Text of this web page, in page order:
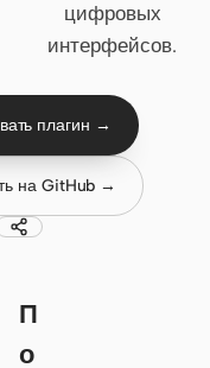
GitHub Copilot CLI
Grok Build
Kimi CLI
цифровых
интерфейсов.
плагин →
на GitHub →
П
о